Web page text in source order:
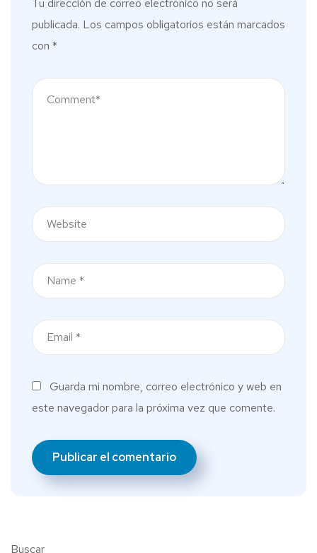
Tu dirección de correo electrónico no será
publicada. Los campos obligatorios están marcados
con *
Guarda mi nombre, correo electrónico y web en
este navegador para la próxima vez que comente.
Buscar